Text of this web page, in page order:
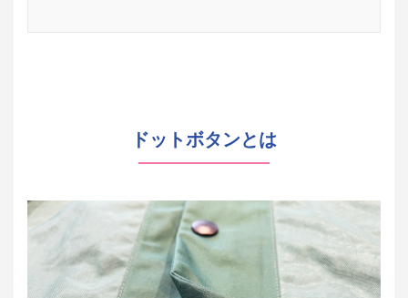
ドットボタンとは